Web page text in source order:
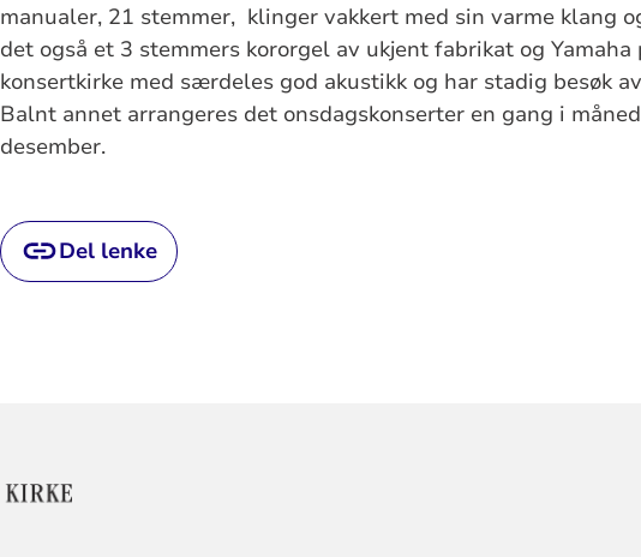
manualer, 21 stemmer, klinger vakkert med sin varme klang
det også et 3 stemmers kororgel av ukjent fabrikat og
konsertkirke med særdeles god akustikk og har stadig besøk
Balnt annet arrangeres det onsdagskonserter en gang i
desember.
Del lenke
KONTAKTINFORMASJON